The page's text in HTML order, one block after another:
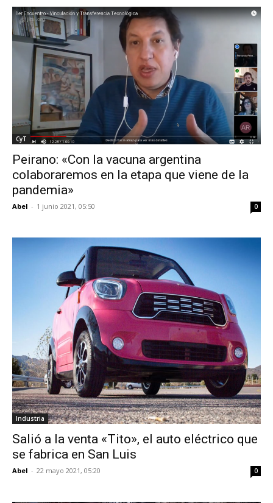
CyT
Peirano: «Con la vacuna argentina
colaboraremos en la etapa que viene de la
pandemia»
Abel - 1 junio 2021, 05:50 0
Industria
Salió a la venta «Tito», el auto eléctrico que
se fabrica en San Luis
Abel - 22 mayo 2021, 05:20 0